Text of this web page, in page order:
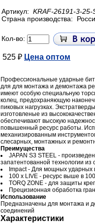
Артикул: KRAF-26191-3-25-
Страна производства:
Кол-во:
525 ₽ Цена оптом
Профессиональные ударные
для для монтажа и демонтажа
имеют особую специальную
колец, предохраняющую
пиковых нагрузках.
изготовленые из
обеспечивают высокую
повышенный ресурс работы.
механизированным
слесарных, монтажных и
Преимущества
JAPAN S3 STEEL -
запатентованной технологии из
Impact - Для мощных ударных
100 x LIVE - ресурс выше в
TORQ ZONE - для защиты
Прецизионная обработка
Использование
Предназначены для монтажа и
соединений
Характеристики